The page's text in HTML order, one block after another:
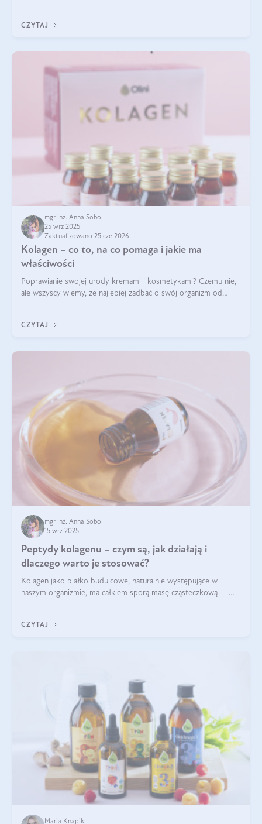
CZYTAJ
mgr inż. Anna Sobol
25 wrz 2025
Zaktualizowano 25 cze 2026
Kolagen – co to, na co pomaga i jakie ma
właściwości
Poprawianie swojej urody kremami i kosmetykami? Czemu nie,
ale wszyscy wiemy, że najlepiej zadbać o swój organizm od
wysokiej jakości suplem
CZYTAJ
mgr inż. Anna Sobol
15 wrz 2025
Peptydy kolagenu – czym są, jak działają i
dlaczego warto je stosować?
Kolagen jako białko budulcowe, naturalnie występujące w
naszym organizmie, ma całkiem sporą masę cząsteczkową —
bardziej biodostępny
CZYTAJ
Maria Knapik